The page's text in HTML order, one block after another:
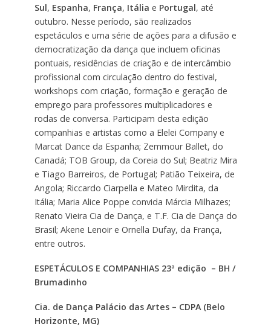
Sul, Espanha, França, Itália e Portugal, até
outubro. Nesse período, são realizados
espetáculos e uma série de ações para a difusão e
democratização da dança que incluem oficinas
pontuais, residências de criação e de intercâmbio
profissional com circulação dentro do festival,
workshops com criação, formação e geração de
emprego para professores multiplicadores e
rodas de conversa. Participam desta edição
companhias e artistas como a Elelei Company e
Marcat Dance da Espanha; Zemmour Ballet, do
Canadá; TOB Group, da Coreia do Sul; Beatriz Mira
e Tiago Barreiros, de Portugal; Patião Teixeira, de
Angola; Riccardo Ciarpella e Mateo Mirdita, da
Itália; Maria Alice Poppe convida Márcia Milhazes;
Renato Vieira Cia de Dança, e T.F. Cia de Dança do
Brasil; Akene Lenoir e Ornella Dufay, da França,
entre outros.
ESPETÁCULOS E COMPANHIAS 23ª edição – BH /
Brumadinho
Cia. de Dança Palácio das Artes – CDPA (Belo
Horizonte, MG)